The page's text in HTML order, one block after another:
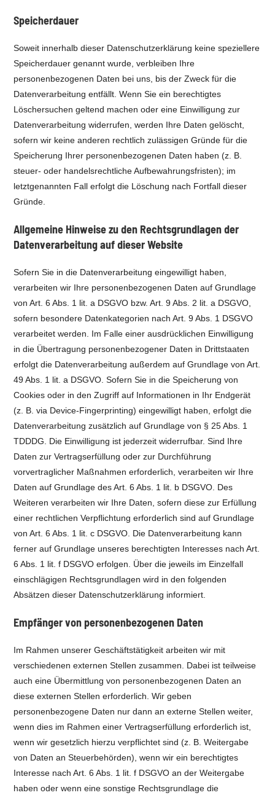
Speicherdauer
Soweit innerhalb dieser Datenschutzerklärung keine speziellere
Speicherdauer genannt wurde, verbleiben Ihre
personenbezogenen Daten bei uns, bis der Zweck für die
Datenverarbeitung entfällt. Wenn Sie ein berechtigtes
Löschersuchen geltend machen oder eine Einwilligung zur
Datenverarbeitung widerrufen, werden Ihre Daten gelöscht,
sofern wir keine anderen rechtlich zulässigen Gründe für die
Speicherung Ihrer personenbezogenen Daten haben (z. B.
steuer- oder handelsrechtliche Aufbewahrungsfristen); im
letztgenannten Fall erfolgt die Löschung nach Fortfall dieser
Gründe.
Allgemeine Hinweise zu den Rechtsgrundlagen der
Datenverarbeitung auf dieser Website
Sofern Sie in die Datenverarbeitung eingewilligt haben,
verarbeiten wir Ihre personenbezogenen Daten auf Grundlage
von Art. 6 Abs. 1 lit. a DSGVO bzw. Art. 9 Abs. 2 lit. a DSGVO,
sofern besondere Datenkategorien nach Art. 9 Abs. 1 DSGVO
verarbeitet werden. Im Falle einer ausdrücklichen Einwilligung
in die Übertragung personenbezogener Daten in Drittstaaten
erfolgt die Datenverarbeitung außerdem auf Grundlage von Art.
49 Abs. 1 lit. a DSGVO. Sofern Sie in die Speicherung von
Cookies oder in den Zugriff auf Informationen in Ihr Endgerät
(z. B. via Device-Fingerprinting) eingewilligt haben, erfolgt die
Datenverarbeitung zusätzlich auf Grundlage von § 25 Abs. 1
TDDDG. Die Einwilligung ist jederzeit widerrufbar. Sind Ihre
Daten zur Vertragserfüllung oder zur Durchführung
vorvertraglicher Maßnahmen erforderlich, verarbeiten wir Ihre
Daten auf Grundlage des Art. 6 Abs. 1 lit. b DSGVO. Des
Weiteren verarbeiten wir Ihre Daten, sofern diese zur Erfüllung
einer rechtlichen Verpflichtung erforderlich sind auf Grundlage
von Art. 6 Abs. 1 lit. c DSGVO. Die Datenverarbeitung kann
ferner auf Grundlage unseres berechtigten Interesses nach Art.
6 Abs. 1 lit. f DSGVO erfolgen. Über die jeweils im Einzelfall
einschlägigen Rechtsgrundlagen wird in den folgenden
Absätzen dieser Datenschutzerklärung informiert.
Empfänger von personenbezogenen Daten
Im Rahmen unserer Geschäftstätigkeit arbeiten wir mit
verschiedenen externen Stellen zusammen. Dabei ist teilweise
auch eine Übermittlung von personenbezogenen Daten an
diese externen Stellen erforderlich. Wir geben
personenbezogene Daten nur dann an externe Stellen weiter,
wenn dies im Rahmen einer Vertragserfüllung erforderlich ist,
wenn wir gesetzlich hierzu verpflichtet sind (z. B. Weitergabe
von Daten an Steuerbehörden), wenn wir ein berechtigtes
Interesse nach Art. 6 Abs. 1 lit. f DSGVO an der Weitergabe
haben oder wenn eine sonstige Rechtsgrundlage die